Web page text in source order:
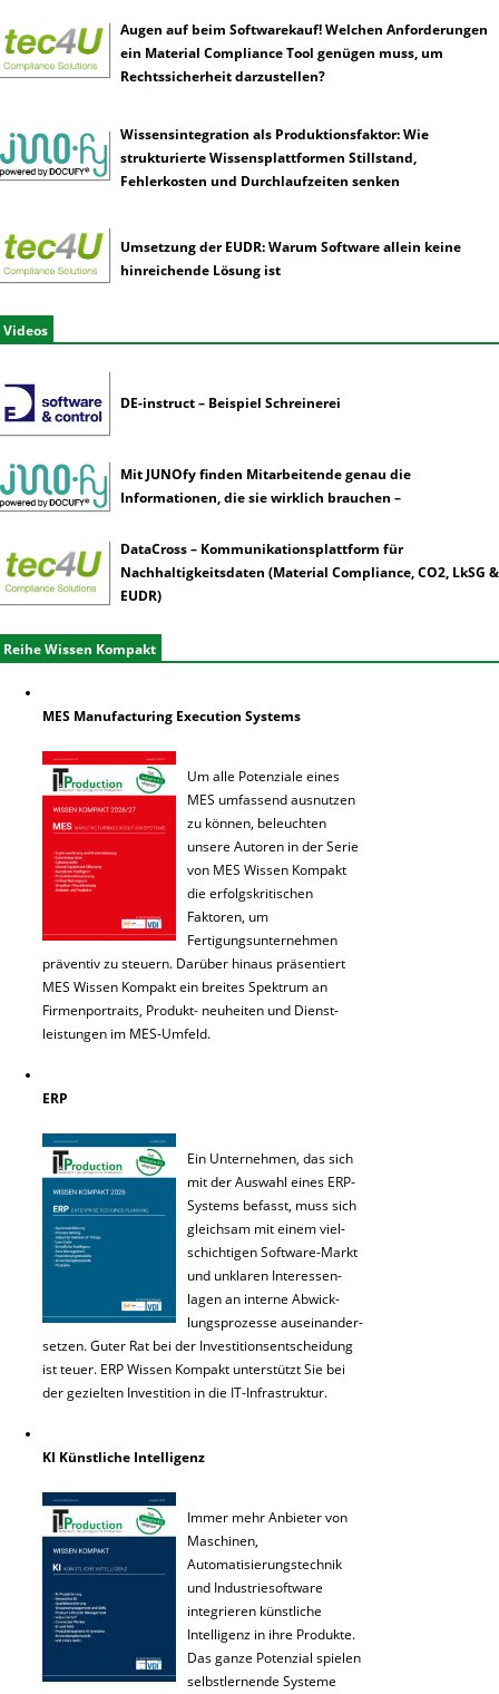
Augen auf beim Softwarekauf! Welchen Anforderungen
ein Material Compliance Tool genügen muss, um
Rechtssicherheit darzustellen?
Wissensintegration als Produktionsfaktor: Wie
strukturierte Wissensplattformen Stillstand,
Fehlerkosten und Durchlaufzeiten senken
Umsetzung der EUDR: Warum Software allein keine
hinreichende Lösung ist
Videos
DE-instruct – Beispiel Schreinerei
Mit JUNOfy finden Mitarbeitende genau die
Informationen, die sie wirklich brauchen –
DataCross – Kommunikationsplattform für
Nachhaltigkeitsdaten (Material Compliance, CO2, LkSG &
EUDR)
Reihe Wissen Kompakt
MES Manufacturing Execution Systems
Um alle Potenziale eines
MES umfassend ausnutzen
zu können, beleuchten
unsere Autoren in der Serie
von MES Wissen Kompakt
die erfolgskritischen
Faktoren, um
Fertigungsunternehmen
präventiv zu steuern. Darüber hinaus präsentiert
MES Wissen Kompakt ein breites Spektrum an
Firmenportraits, Produkt- neuheiten und Dienst-
leistungen im MES-Umfeld.
ERP
Ein Unternehmen, das sich
mit der Auswahl eines ERP-
Systems befasst, muss sich
gleichsam mit einem viel-
schichtigen Software-Markt
und unklaren Interessen-
lagen an interne Abwick-
lungsprozesse auseinander-
setzen. Guter Rat bei der Investitionsentscheidung
ist teuer. ERP Wissen Kompakt unterstützt Sie bei
der gezielten Investition in die IT-Infrastruktur.
KI Künstliche Intelligenz
Immer mehr Anbieter von
Maschinen,
Automatisierungstechnik
und Industriesoftware
integrieren künstliche
Intelligenz in ihre Produkte.
Das ganze Potenzial spielen
selbstlernende Systeme